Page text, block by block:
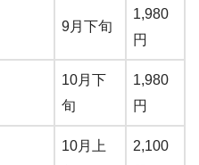
9月下旬
1,980
円
10月下
旬
1,980
円
10月上
2,100